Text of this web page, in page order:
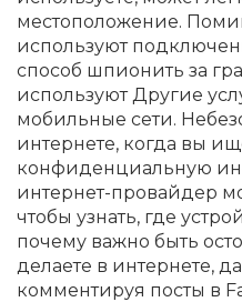
местоположение.
используют
способ шпионить за
используют Другие
мобильные сети.
интернете, когда вы
конфиденциальную
интернет-провайдер
чтобы узнать, где
почему важно быть
делаете в интернете,
комментируя посты в